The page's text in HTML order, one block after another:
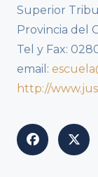
Superior
Provincia del
Tel y Fax:
email:
http://